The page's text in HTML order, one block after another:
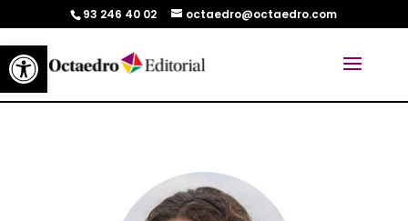
Abrir barra de herramientas
93 246 40 02 octaedro@octaedro.com